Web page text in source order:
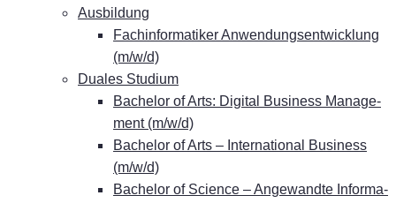
Aus­bil­dung
Fach­in­for­ma­ti­ker An­wen­dungs­ent­wick­lung
(m/w/d)
Dua­les Studium
Ba­che­lor of Arts: Di­gi­tal Busi­ness Ma­nage­
ment (m/w/d)
Ba­che­lor of Arts – In­ter­na­tio­nal Busi­ness
(m/w/d)
Ba­che­lor of Sci­ence – An­ge­wand­te In­for­ma­